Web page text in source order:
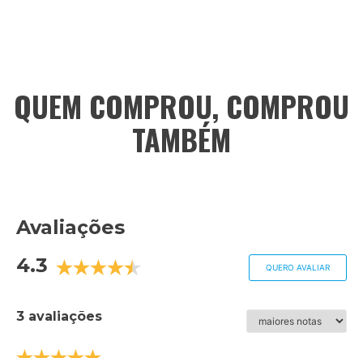
QUEM COMPROU, COMPROU
TAMBÉM
Avaliações
4.3
QUERO AVALIAR
3 avaliações